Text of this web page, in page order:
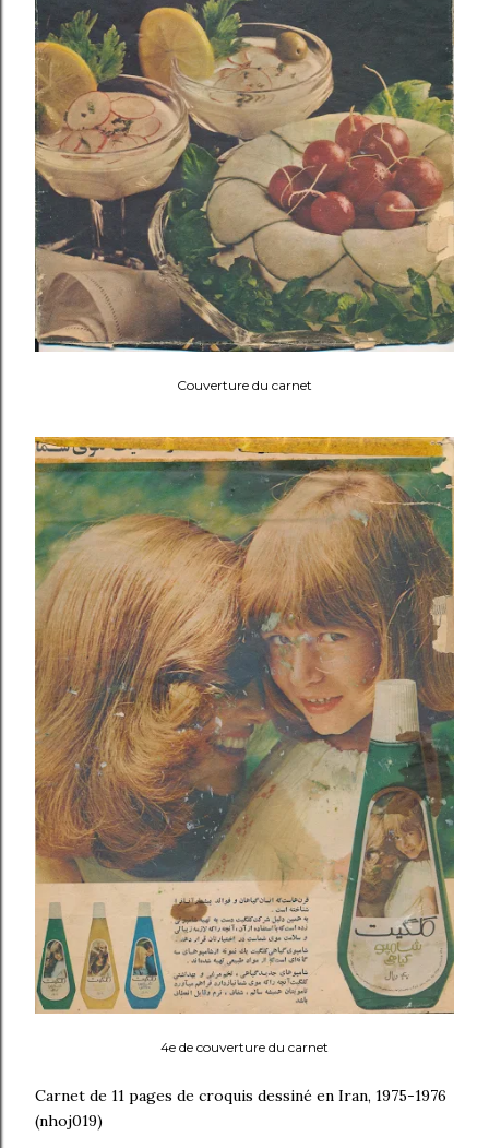
Couverture du carnet
4e de couverture du carnet
Carnet de 11 pages de croquis dessiné en Iran, 1975-1976
(nhoj019)